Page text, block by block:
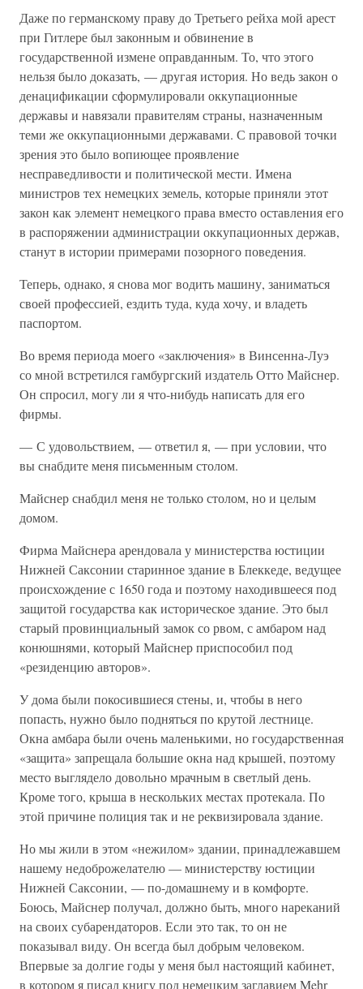
Даже по германскому праву до Третьего рейха мой арест
при Гитлере был законным и обвинение в
государственной измене оправданным. То, что этого
нельзя было доказать, — другая история. Но ведь закон о
денацификации сформулировали оккупационные
державы и навязали правителям страны, назначенным
теми же оккупационными державами. С правовой точки
зрения это было вопиющее проявление
несправедливости и политической мести. Имена
министров тех немецких земель, которые приняли этот
закон как элемент немецкого права вместо оставления его
в распоряжении администрации оккупационных держав,
станут в истории примерами позорного поведения.
Теперь, однако, я снова мог водить машину, заниматься
своей профессией, ездить туда, куда хочу, и владеть
паспортом.
Во время периода моего «заключения» в Винсенна-Луэ
со мной встретился гамбургский издатель Отто Майснер.
Он спросил, могу ли я что-нибудь написать для его
фирмы.
— С удовольствием, — ответил я, — при условии, что
вы снабдите меня письменным столом.
Майснер снабдил меня не только столом, но и целым
домом.
Фирма Майснера арендовала у министерства юстиции
Нижней Саксонии старинное здание в Блеккеде, ведущее
происхождение с 1650 года и поэтому находившееся под
защитой государства как историческое здание. Это был
старый провинциальный замок со рвом, с амбаром над
конюшнями, который Майснер приспособил под
«резиденцию авторов».
У дома были покосившиеся стены, и, чтобы в него
попасть, нужно было подняться по крутой лестнице.
Окна амбара были очень маленькими, но государственная
«защита» запрещала большие окна над крышей, поэтому
место выглядело довольно мрачным в светлый день.
Кроме того, крыша в нескольких местах протекала. По
этой причине полиция так и не реквизировала здание.
Но мы жили в этом «нежилом» здании, принадлежавшем
нашему недоброжелателю — министерству юстиции
Нижней Саксонии, — по-домашнему и в комфорте.
Боюсь, Майснер получал, должно быть, много нареканий
на своих субарендаторов. Если это так, то он не
показывал виду. Он всегда был добрым человеком.
Впервые за долгие годы у меня был настоящий кабинет,
в котором я писал книгу под немецким заглавием Mehr